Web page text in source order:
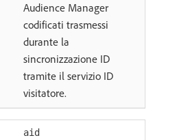
Audience Manager
codificati trasmessi
durante la
sincronizzazione ID
tramite il servizio ID
visitatore.
aid